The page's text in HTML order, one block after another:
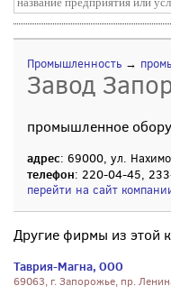
Промышленность →
Завод
промышленное
адрес: 69000, ул.
телефон: 220-04-45,
перейти на сайт
Другие фирмы из этой
Таврия-Магна, ООО
69063, г. Запорожье, пр.